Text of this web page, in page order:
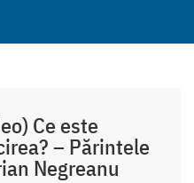
Ce este
– Părintele
Negreanu